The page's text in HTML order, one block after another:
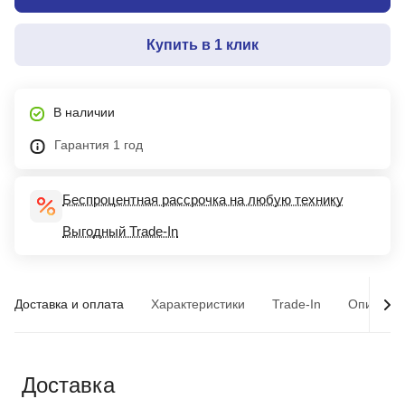
Купить в 1 клик
В наличии
Гарантия 1 год
Беспроцентная рассрочка на любую технику
Выгодный Trade-In
Доставка и оплата Характеристики Trade-In
Доставка